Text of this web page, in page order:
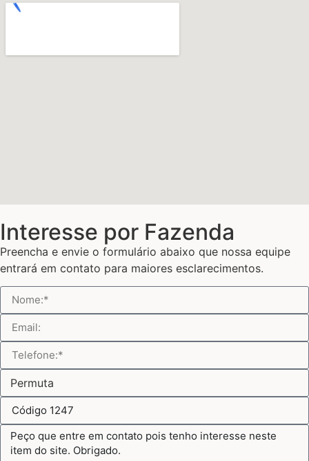
Interesse por Fazenda
Preencha e envie o formulário abaixo que nossa equipe
entrará em contato para maiores esclarecimentos.